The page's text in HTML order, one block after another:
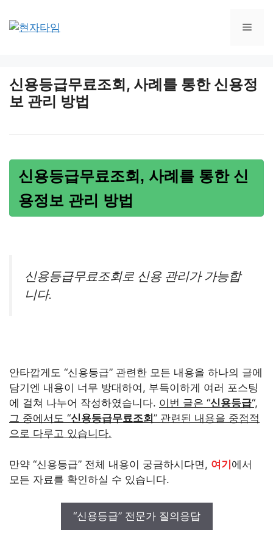
신용등급무료조회, 사례를 통한 신용정
보 관리 방법
신용등급무료조회, 사례를 통한 신
용정보 관리 방법
신용등급무료조회로 신용 관리가 가능합
니다.
안타깝게도 “신용등급” 관련한 모든 내용을 하나의 글에
담기엔 내용이 너무 방대하여, 부득이하게 여러 포스팅
에 걸쳐 나누어 작성하였습니다. 이번 글은 “신용등급“,
그 중에서도 “신용등급무료조회 ” 관련된 내용을 중점적
으로 다루고 있습니다.
만약 “신용등급” 전체 내용이 궁금하시다면, 여기에서
모든 자료를 확인하실 수 있습니다.
“신용등급” 전문가 질의응답